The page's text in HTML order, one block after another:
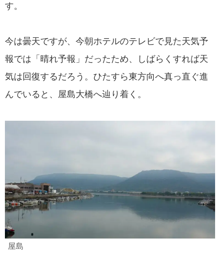
す。
今は曇天ですが、今朝ホテルのテレビで見た天気予
報では「晴れ予報」だったため、しばらくすれば天
気は回復するだろう。ひたすら東方向へ真っ直ぐ進
んでいると、屋島大橋へ辿り着く。
屋島